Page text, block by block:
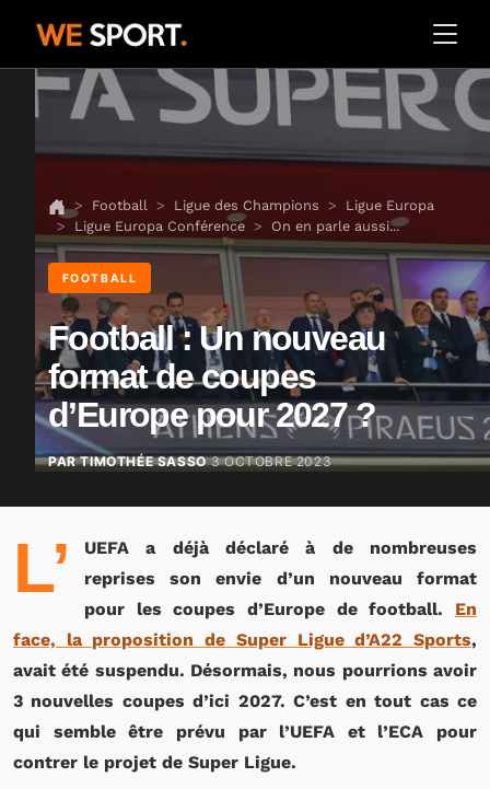
Football Ligue des Champions
Ligue Europa
Ligue Europa Conférence
On en parle aussi...
FOOTBALL
Football : Un nouveau
format de coupes
d’Europe pour 2027 ?
PAR TIMOTHÉE SASSO 3 OCTOBRE 2023
L’
UEFA a déjà déclaré à de nombreuses
reprises son envie d’un nouveau format
pour les coupes d’Europe de football. En
face, la proposition de Super Ligue d’A22 Sports,
avait été suspendu. Désormais, nous pourrions avoir
3 nouvelles coupes d’ici 2027. C’est en tout cas ce
qui semble être prévu par l’UEFA et l’ECA pour
contrer le projet de Super Ligue.